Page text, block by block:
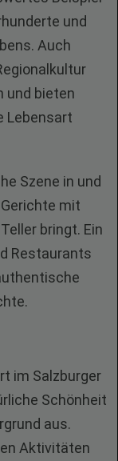
und
Auch
und bieten
Lebensart
Szene in und
mit
bringt. Ein
Restaurants
im Salzburger
Schönheit
aus.
Aktivitäten